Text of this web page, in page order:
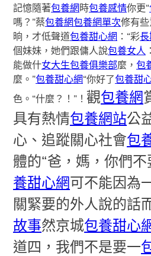
記憶隨著包養網時包養感情你更“
嗎？”蔡包養網包養網單次修有
晌，才低聲道包養甜心網 ：“彩
個妹妹，她們跟傭人說包養女人
能做什女大生包養俱樂部麼，包
麼。”包養甜心網“你好了包養甜
色。“什麼？！”！ 觀包養網
具有熱情包養網站公
心、追蹤關心社會包
體的“爸，媽，你們
養甜心網可不能因為
關緊要的外人說的話
故事然京城包養甜心
道四，我們不是要一